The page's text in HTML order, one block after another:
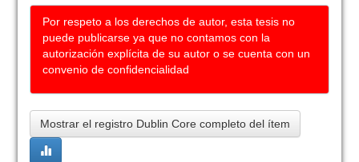
Por respeto a los derechos de autor, esta tesis no
puede publicarse ya que no contamos con la
autorización explícita de su autor o se cuenta con un
convenio de confidencialidad
Mostrar el registro Dublin Core completo del ítem